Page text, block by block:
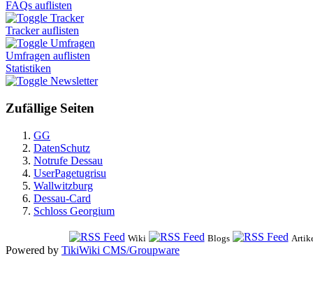
FAQs auflisten
Tracker
Tracker auflisten
Umfragen
Umfragen auflisten
Statistiken
Newsletter
Zufällige Seiten
GG
DatenSchutz
Notrufe Dessau
UserPagetugrisu
Wallwitzburg
Dessau-Card
Schloss Georgium
Wiki Blogs
Powered by TikiWiki CMS/Groupware